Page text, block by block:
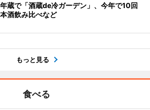
蔵で「酒蔵de冷ガーデン」、今年で10回
酒飲み比べなど
もっと見る
食べる